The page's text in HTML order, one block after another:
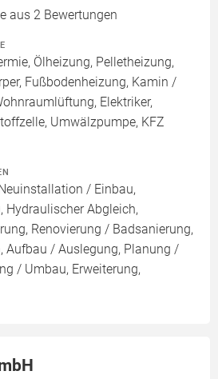
aus 2 Bewertungen
Ölheizung, Pelletheizung,
Fußbodenheizung, Kamin /
Elektriker,
Umwälzpumpe, KFZ
/ Einbau,
Hydraulischer Abgleich,
Renovierung / Badsanierung,
Aufbau / Auslegung, Planung /
/ Umbau, Erweiterung,